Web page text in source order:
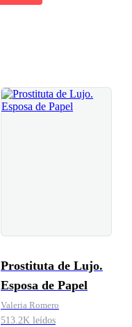
Prostituta de Lujo.
Esposa de Papel
Valeria Romero
513.2K leídos